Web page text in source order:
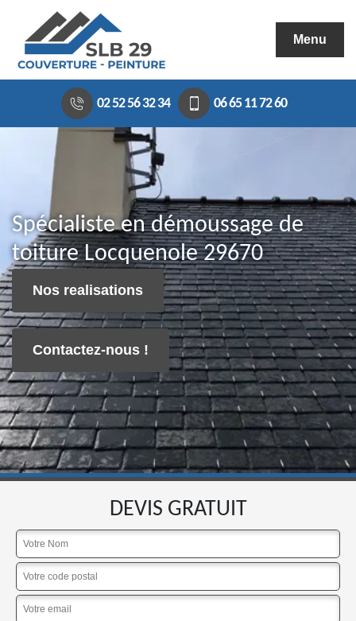
Menu
02 52 56 32 34 06 65 11 72 60
Spécialiste en démoussage de
toiture Locquenole 29670
Nos realisations
Contactez-nous !
DEVIS GRATUIT